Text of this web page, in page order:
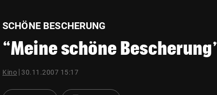
Muthgasse 2, 1190 Wien
SCHÖNE BESCHERUNG
“Meine schöne
Kino 30.11.2007 15:17